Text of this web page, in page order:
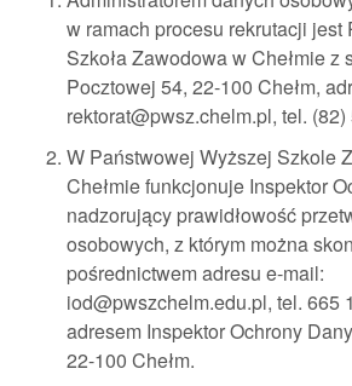
w ramach procesu rekrutacji jest
Szkoła Zawodowa w Chełmie z
Pocztowej 54, 22-100 Chełm,
rektorat@pwsz.chelm.pl, tel.
W Państwowej Wyższej Szkole
Chełmie funkcjonuje Inspektor
nadzorujący prawidłowość
osobowych, z którym można
pośrednictwem adresu e-mail:
iod@pwszchelm.edu.pl, tel. 665
adresem Inspektor Ochrony
22-100 Chełm.